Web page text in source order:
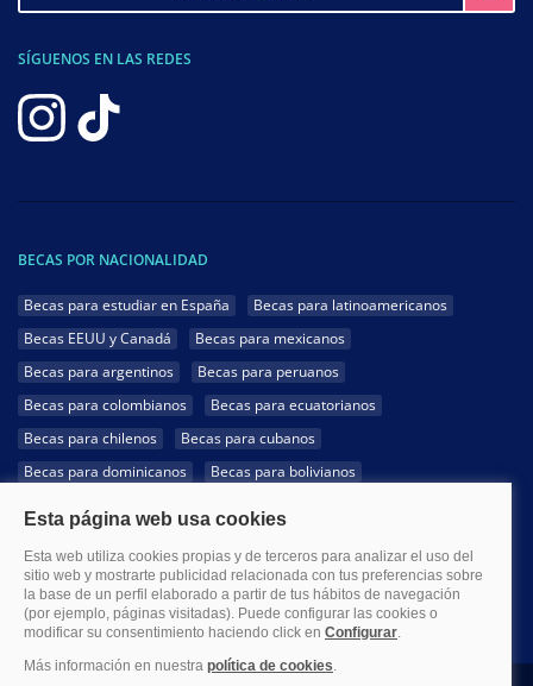
SÍGUENOS EN LAS REDES
BECAS POR NACIONALIDAD
Becas para estudiar en España
Becas para latinoamericanos
Becas EEUU y Canadá
Becas para mexicanos
Becas para argentinos
Becas para peruanos
Becas para colombianos
Becas para ecuatorianos
Becas para chilenos
Becas para cubanos
Becas para dominicanos
Becas para bolivianos
Becas para hondureños
Becas para paraguayos
Becas para uruguayos
Becas para salvadoreños